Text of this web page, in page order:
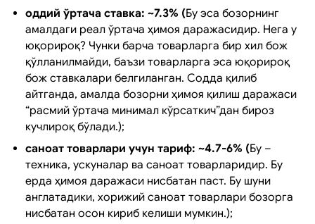
оддий ўртача ставка: ~7.3% (Бу эса бозорнинг
амалдаги реал ўртача ҳимоя даражасидир. Нега у
юқорироқ? Чунки барча товарларга бир хил бож
қўлланилмайди, баъзи товарларга эса юқорироқ
бож ставкалари белгиланган. Содда қилиб
айтганда, амалда бозорни ҳимоя қилиш даражаси
“расмий ўртача минимал кўрсаткич”дан бироз
кучлироқ бўлади.);
саноат товарлари учун тариф: ~4.7-6% (Бу –
техника, ускуналар ва саноат товарларидир. Бу
ерда ҳимоя даражаси нисбатан паст. Бу шуни
англатадики, хорижий саноат товарлари бозорга
нисбатан осон кириб келиши мумкин.);